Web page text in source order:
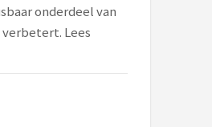
onderdeel van
Lees